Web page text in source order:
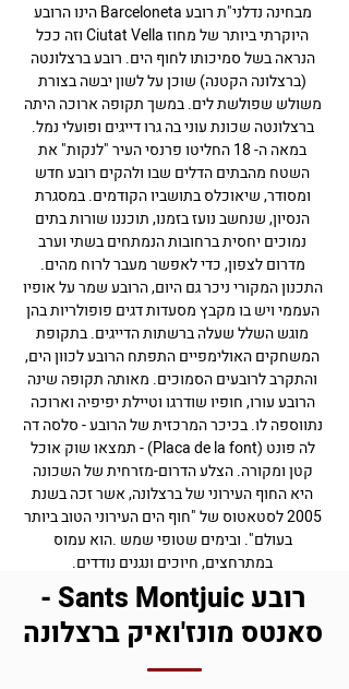
מבחינה נדלני"ת רובע Barceloneta הינו הרובע
היוקרתי ביותר של מחוז Ciutat Vella וזה ככל
הנראה בשל סמיכותו לחוף הים. רובע ברצלונטה
(ברצלונה הקטנה) שוכן על לשון יבשה בצורת
משולש שפולשת לים. במשך תקופה ארוכה היתה
ברצלונטה שכונת עוני בה גרו דייגים ופועלי נמל.
במאה ה- 18 החליטו פרנסי העיר "לנקות" את
השטח מהבתים הדלים שבו ולהקים רובע חדש
ומסודר, שיאוכלס בתושביו הקודמים. במסגרת
הנסיון, שנחשב נועז בזמנו, תוכננו שורות בתים
נמוכים יחסית ברחובות הנמתחים בשתי וערב
מדרום לצפון, כדי לאפשר מעבר לרוח מהים.
התכנון המקורי ניכר גם היום, הרובע שמר על אופיו
העממי ויש בו מקבץ מסעדות דגים פופולריות בהן
מוגש השלל שעלה ברשתות הדייגים. בתקופת
המשחקים האולימפיים התפתח הרובע לכוון הים,
והתקרב לרובעים הסמוכים. מאותה תקופה שינה
הרובע עורו, חופיו שודרגו וטיילת יפיפיה וארוכה
נתווספה לו. בכיכר המרכזית של הרובע - סלסה דה
לה פונט (Placa de la font) - תמצאו שוק אוכל
קטן ומקורה. הצלע הדרום-מזרחית של השכונה
היא החוף העירוני של ברצלונה, אשר זכה בשנת
2005 לסטאטוס של "חוף הים העירוני הטוב ביותר
בעולם". ובימים שטופי שמש .הוא עמוס
במתרחצים, חיוכים ונגנים נודדים.
רובע Sants Montjuic -
סאנטס מונז'ואיק ברצלונה